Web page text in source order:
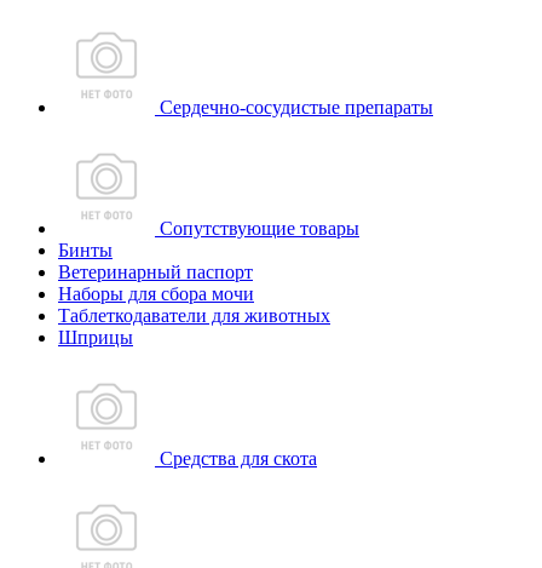
Сердечно-сосудистые препараты
Сопутствующие товары
Бинты
Ветеринарный паспорт
Наборы для сбора мочи
Таблеткодаватели для животных
Шприцы
Средства для скота